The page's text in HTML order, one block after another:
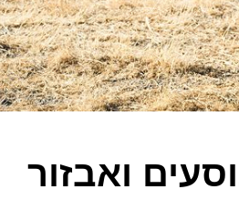
ואבזור